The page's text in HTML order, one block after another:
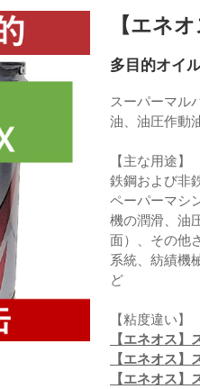
【エネ
多目的オイ
スーパーマル
油、油圧作動
【主な用途】
鉄鋼および非
ペーパーマシ
機の潤滑、油
面）、その他
系統、紡績機
ど
【粘度違い】
【エネオス】
【エネオス】
【エネオス】